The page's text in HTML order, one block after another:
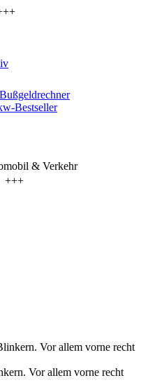
Bußgeldrechner
Bestseller
& Verkehr
+++
Vor allem vorne recht